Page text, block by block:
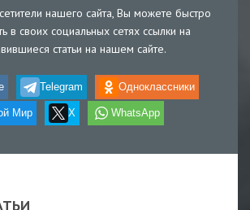
нашего сайта, Вы можете быстро
в своих социальных сетях ссылки на
статьи на нашем сайте.
Telegram Одноклассники
Мир X WhatsApp